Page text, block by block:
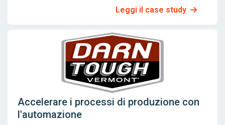
Leggi il case study
Accelerare i processi di produzione con
l'automazione